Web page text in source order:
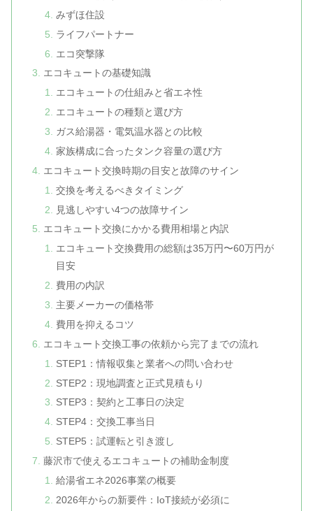
みずほ住設
ライフパートナー
エコ突撃隊
エコキュートの基礎知識
エコキュートの仕組みと省エネ性
エコキュートの種類と選び方
ガス給湯器・電気温水器との比較
家族構成に合ったタンク容量の選び方
エコキュート交換時期の目安と故障のサイン
交換を考えるべきタイミング
見逃しやすい4つの故障サイン
エコキュート交換にかかる費用相場と内訳
エコキュート交換費用の総額は35万円〜60万円が
目安
費用の内訳
主要メーカーの価格帯
費用を抑えるコツ
エコキュート交換工事の依頼から完了までの流れ
STEP1：情報収集と業者への問い合わせ
STEP2：現地調査と正式見積もり
STEP3：契約と工事日の決定
STEP4：交換工事当日
STEP5：試運転と引き渡し
藤沢市で使えるエコキュートの補助金制度
給湯省エネ2026事業の概要
2026年からの新要件：IoT接続が必須に